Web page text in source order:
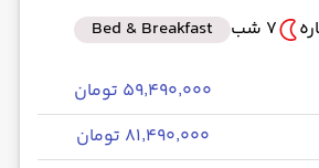
7 شب Bed & Breakfast
۵۹٬۴۹۰٬۰۰۰ تومان
۸۱٬۴۹۰٬۰۰۰ تومان